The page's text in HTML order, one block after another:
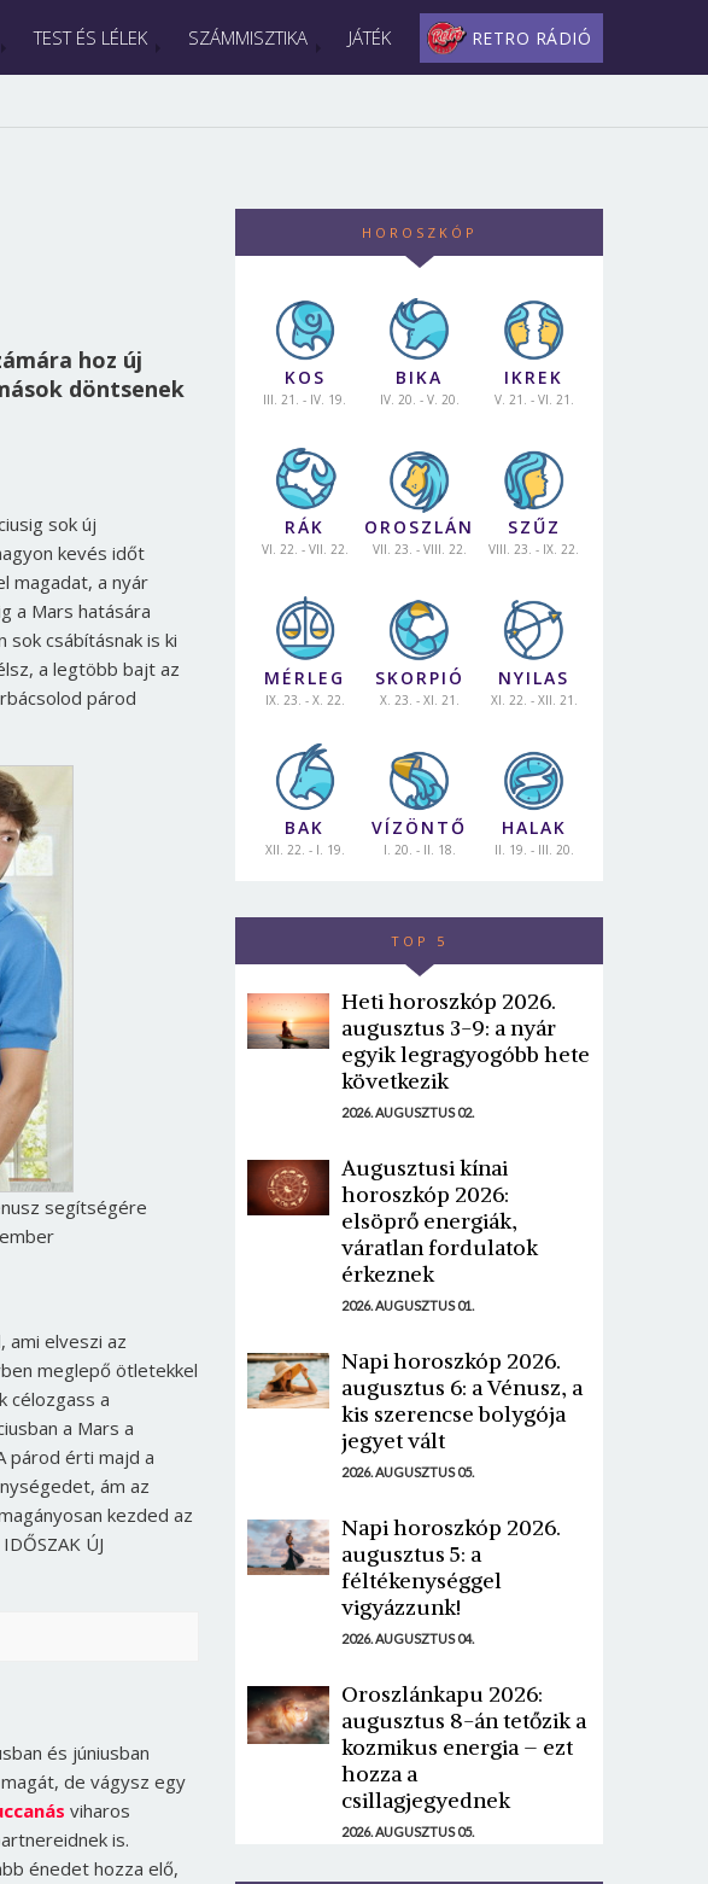
TEST ÉS LÉLEK SZÁMMISZTIKA JÁTÉK RETRO RÁDIÓ
hoz új
döntsenek
sok új
kevés időt
magadat, a nyár
a Mars hatására
sok csábításnak is ki
a legtöbb bajt az
párod
segítségére
ami elveszi az
meglepő ötletekkel
célozgass a
a Mars a
párod érti majd a
ám az
kezded az
ÚJ
és júniusban
de vágysz egy
viharos
is.
énedet hozza elő,
HOROSZKÓP
KOS
III. 21. - IV. 19.
BIKA
IV. 20. - V. 20.
IKREK
V. 21. - VI. 21.
RÁK
VI. 22. - VII. 22.
OROSZLÁN
VII. 23. - VIII. 22.
SZŰZ
VIII. 23. - IX. 22.
MÉRLEG
IX. 23. - X. 22.
SKORPIÓ
X. 23. - XI. 21.
NYILAS
XI. 22. - XII. 21.
BAK
XII. 22. - I. 19.
VÍZÖNTŐ
I. 20. - II. 18.
HALAK
II. 19. - III. 20.
TOP 5
Heti horoszkóp 2026.
augusztus 3-9: a nyár
egyik legragyogóbb hete
következik
2026. AUGUSZTUS 02.
Augusztusi kínai
horoszkóp 2026:
elsöprő energiák,
váratlan fordulatok
érkeznek
2026. AUGUSZTUS 01.
Napi horoszkóp 2026.
augusztus 6: a Vénusz, a
kis szerencse bolygója
jegyet vált
2026. AUGUSZTUS 05.
Napi horoszkóp 2026.
augusztus 5: a
féltékenységgel
vigyázzunk!
2026. AUGUSZTUS 04.
Oroszlánkapu 2026:
augusztus 8-án tetőzik a
kozmikus energia – ezt
hozza a
csillagjegyednek
2026. AUGUSZTUS 05.